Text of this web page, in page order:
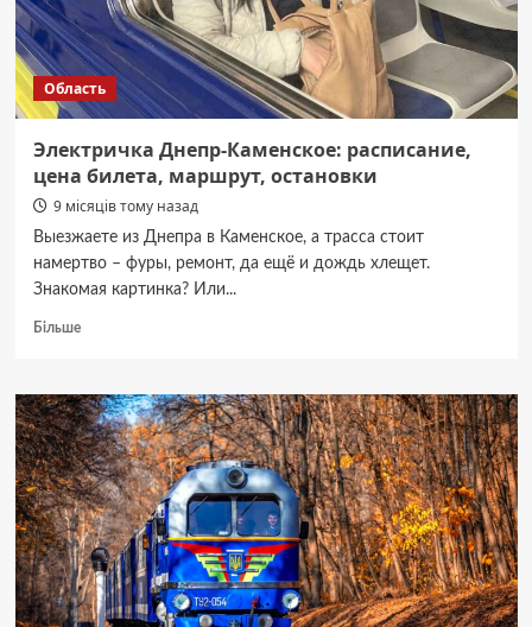
Область
Электричка Днепр-Каменское: расписание,
цена билета, маршрут, остановки
9 місяців тому назад
Выезжаете из Днепра в Каменское, а трасса стоит
намертво – фуры, ремонт, да ещё и дождь хлещет.
Знакомая картинка? Или...
БільшеДокладніше
Днепр-
Каменское:
расписание,
цена
билета,
маршрут,
остановки